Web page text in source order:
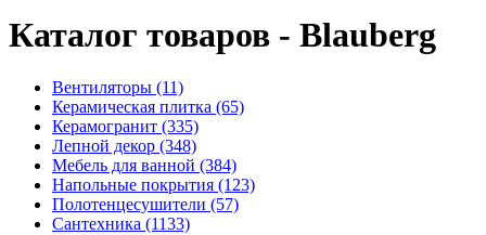
Каталог товаров - Blauberg
Вентиляторы (11)
Керамическая плитка (65)
Керамогранит (335)
Лепной декор (348)
Мебель для ванной (384)
Напольные покрытия (123)
Полотенцесушители (57)
Сантехника (1133)